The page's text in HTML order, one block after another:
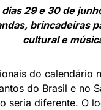
29 e 30 de
brincadeiras
cultural e
do calendário
do Brasil e no
seria diferente. O